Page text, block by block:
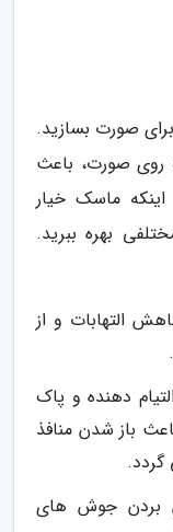
صورت بسازید.
روی صورت، باعث
ماسک خیار
بهره ببرید.
التهابات و از
دهنده و پاک
باز شدن منافذ
بردن جوش های